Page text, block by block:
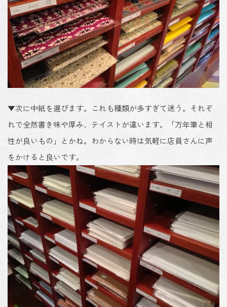
▼次に中紙を選びます。これも種類が多すぎて迷う。それぞ
れで全然書き味や厚み、テイストが違います。「万年筆と相
性が良いもの」とかね。わからない時は気軽に店員さんに声
をかけると良いです。